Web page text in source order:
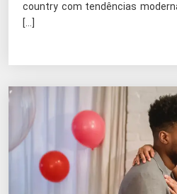
country com tendências
[…]